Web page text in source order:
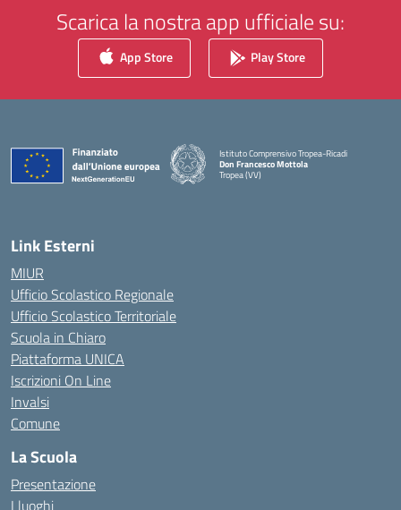
Scarica la nostra app ufficiale su:
App Store Play Store
Istituto Comprensivo Tropea-Ricadi
Don Francesco Mottola
Tropea (VV)
— Visita la pagina iniziale della scuola
Link Esterni
MIUR
Ufficio Scolastico Regionale
Ufficio Scolastico Territoriale
Scuola in Chiaro
Piattaforma UNICA
Iscrizioni On Line
Invalsi
Comune
La Scuola
Presentazione
I luoghi